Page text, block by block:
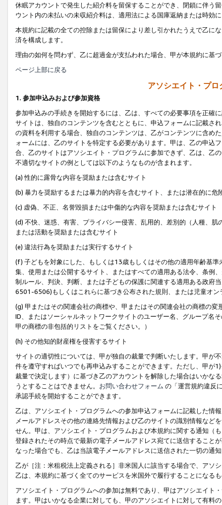
休眠アカウントで発生した紹介料を留保することができ、閉鎖に伴う
ウント内の未払いの未収紹介料は、適用法による国庫返納または時効
本規約に記載の全ての控除または留保により差し引かれたうえで乙に
済を構成します。
理由の如何を問わず、乙に超過金が支払われた場合、甲が本規約に基
ページ上部に戻る
アソシエイト・プ
1. 参加申込みおよび参加資格
参加申込みの手続きを開始するには、乙は、すべての必要事項を正確
サイトは、独自のコンテンツを含むとともに、申込フォームに記載さ
の資料を利用する場合、独自のコンテンツは、乙がコンテンツに含め
ォームには、乙のサイトを特定する必要があります。甲は、乙の申込
合、乙のサイトはアソシエイト・プログラムに参加できず、乙は、乙
不適切なサイトの例としては以下のようなものが含まれます。
(a) 性的に露骨な内容を奨励または含むサイト
(b) 暴力を奨励するまたは暴力的内容を含むサイト、または潜在的に
(c) 虚偽、不正、名誉毀損または中傷的な内容を奨励または含むサイト
(d) 不快、迷惑、有害、プライバシー侵害、乱用的、差別的（人種、
または活動を奨励または含むサイト
(e) 違法行為を奨励または実行するサイト
(f) 子どもを対象にした、もしくは13歳もしくはその他の適用年齢基
集、使用または公開するサイト、またはすべての適用ある法令、条例
制ルール、判決、判断、または子どもの保護に関連する適用ある政府
6501-6506)もしくはこれらに基づき公布された規則、または児童オン
(g) 甲またはその関連会社の商標や、甲またはその関連会社の商標の
ID、またはソーシャルネットワークサイトのユーザー名、グループ名
甲の商標の非包括的リストをご覧ください。）
(h) その他知的財産権を侵害するサイト
サイトの適切性については、甲が独自の裁量で判断いたします。甲が
件を遵守すればいつでも再申込みすることができます。ただし、甲が
裁量で決定します）に基づき乙のアカウントを解除した場合はいかな
うとすることはできません。 お問い合わせフォーム の「運営規約違反
承認手続を開始することができます。
乙は、アソシエイト・プログラムへの参加申込フォームに記載した情
メールアドレスその他の連絡先情報および乙のサイトの識別情報など
せん。甲は、アソシエイト・プログラムおよび本規約に関する通知（
登録されたその時点で最新の電子メールアドレス宛てに送信すること
なった場合でも、乙は当該電子メールアドレスに送信された一切の通
乙が［注：米租税法上定義される］非米国人に該当する場合で、アソ
乙は、本規約に基づく全てのサービスを米国外で履行することになる
アソシエイト・プログラムへの参加は無料であり、甲はアソシエイト
ます。甲はいかなる企業に対しても、甲のアソシエイトに対して有料